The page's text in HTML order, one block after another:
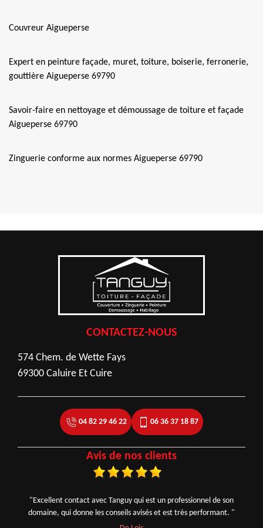
Couvreur Aigueperse
Expert en peinture façade, muret, toiture, boiserie, ferronerie,
gouttière Aigueperse 69790
Savoir-faire en nettoyage et démoussage de toiture et façade
Aigueperse 69790
Zinguerie conforme aux normes Aigueperse 69790
CONTACTEZ-NOUS
574 Chem. de Wette Fays
69300 Caluire Et Cuire
04 82 29 46 22 06 36 37 18 87
Avis de nos clients
"Excellent contact avec Tanguy qui est un professionnel de son
domaine, qui donne les conseils avisés et est très performant. "